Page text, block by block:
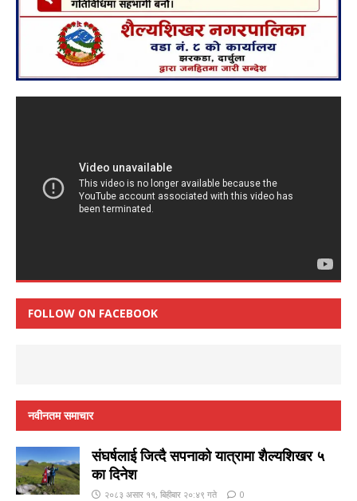
FOLLOW ON FACEBOOK
नवीनतम समाचार
संघर्षलाई जित्दै सपनाको यात्रामा शैल्यशिखर ५
का दिनेश
२०८३ असार ११, बिहीबार २०:४९ गते 0